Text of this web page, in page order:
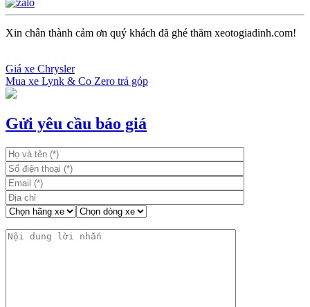
Xin chân thành cảm ơn quý khách đã ghé thăm xeotogiadinh.com!
Điều
hướng
bài
Giá xe Chrysler
Mua xe Lynk & Co Zero trả góp
Gửi yêu cầu báo giá